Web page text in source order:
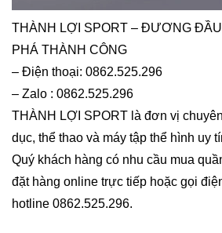
THÀNH LỢI SPORT – ĐƯƠNG
PHÁ THÀNH CÔNG
– Điện thoại: 0862.525.296
– Zalo : 0862.525.296
THÀNH LỢI SPORT là đơn vị
dục, thể thao và máy tập thể hình uy
Quý khách hàng có nhu cầu mua
đặt hàng online trực tiếp hoặc gọi
hotline 0862.525.296.